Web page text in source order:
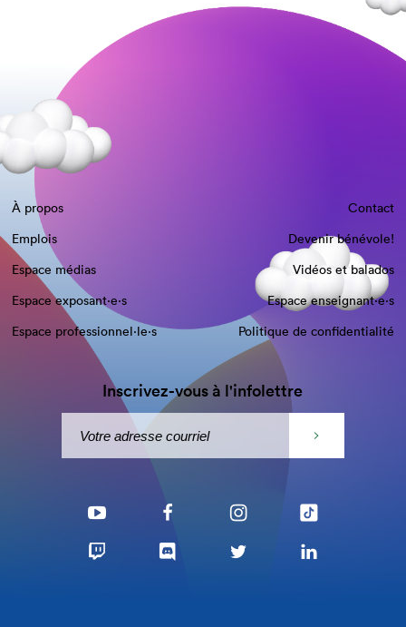
À propos
Contact
Emplois
Devenir bénévole!
Espace médias
Vidéos et balados
Espace exposant·e⋅s
Espace enseignant·e⋅s
Espace professionnel·le⋅s
Politique de confidentialité
Inscrivez-vous à l'infolettre